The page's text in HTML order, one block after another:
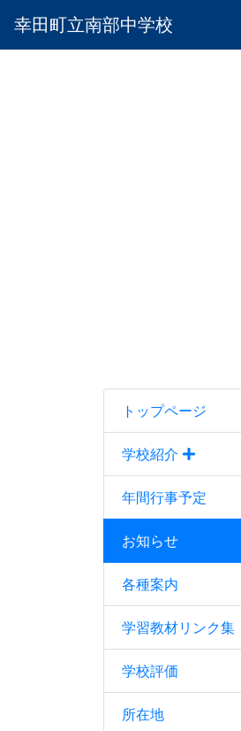
幸田町立南部中学校
トップページ
学校紹介
年間行事予定
お知らせ
各種案内
学習教材リンク集
学校評価
所在地